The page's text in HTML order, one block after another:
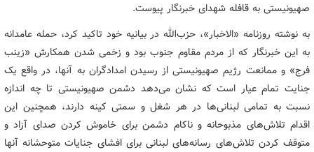
صهیونیستی به قافله شهدای خبرنگار پیوست.
به نوشته روزنامه «الاخبار»، حزب‌الله در بیانیه خود تاکید کرد، حمله عامدانه
به این خبرنگار که از مردم مقاوم جنوب بود و زخمی شدن همکارش «زینب
فرج» و ممانعت رژیم صهیونیستی از رسیدن امدادگران به آنها، در واقع یک
جنایت تمام عیار است که نشان می‌دهد دشمن صهیونیستی تا چه اندازه
نسبت به تمامی لبنانی‌ها در هر شغل و سمتی کینه دارند، همچنین این
اقدام تلاش‌های مذبوحانه و ناکام دشمن برای خاموش کردن صدای آزاد و
متوقف کردن تلاش‌های رسانه‌های لبنانی برای افشای جنایات متوحشانه آنها